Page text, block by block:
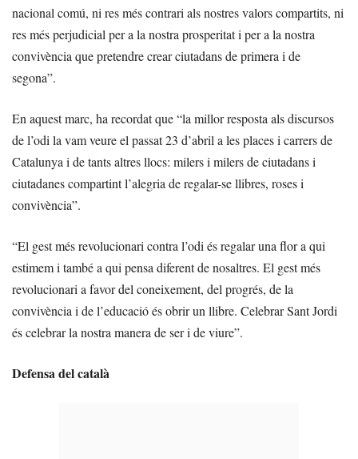
nacional comú, ni res més contrari als nostres valors compartits, ni
res més perjudicial per a la nostra prosperitat i per a la nostra
convivència que pretendre crear ciutadans de primera i de
segona”.
En aquest marc, ha recordat que “la millor resposta als discursos
de l’odi la vam veure el passat 23 d’abril a les places i carrers de
Catalunya i de tants altres llocs: milers i milers de ciutadans i
ciutadanes compartint l’alegria de regalar-se llibres, roses i
convivència”.
“El gest més revolucionari contra l’odi és regalar una flor a qui
estimem i també a qui pensa diferent de nosaltres. El gest més
revolucionari a favor del coneixement, del progrés, de la
convivència i de l’educació és obrir un llibre. Celebrar Sant Jordi
és celebrar la nostra manera de ser i de viure”.
Defensa del català